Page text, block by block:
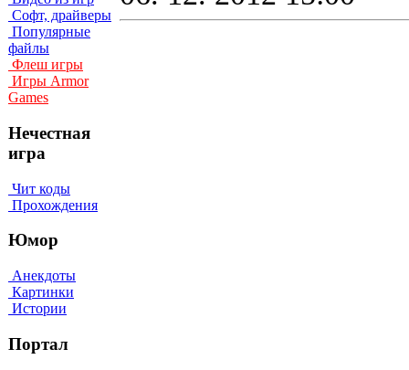
Софт, драйверы
Популярные
файлы
Флеш игры
Игры Armor
Games
Нечестная
игра
Чит коды
Прохождения
Юмор
Анекдоты
Картинки
Истории
Портал